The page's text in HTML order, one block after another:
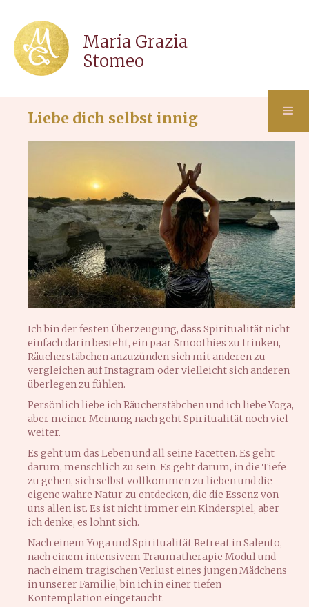
Maria Grazia
Stomeo
Liebe dich selbst innig
Ich bin der festen Überzeugung, dass Spiritualität nicht
einfach darin besteht, ein paar Smoothies zu trinken,
Räucherstäbchen anzuzünden sich mit anderen zu
vergleichen auf Instagram oder vielleicht sich anderen
überlegen zu fühlen.
Persönlich liebe ich Räucherstäbchen und ich liebe Yoga,
aber meiner Meinung nach geht Spiritualität noch viel
weiter.
Es geht um das Leben und all seine Facetten. Es geht
darum, menschlich zu sein. Es geht darum, in die Tiefe
zu gehen, sich selbst vollkommen zu lieben und die
eigene wahre Natur zu entdecken, die die Essenz von
uns allen ist. Es ist nicht immer ein Kinderspiel, aber
ich denke, es lohnt sich.
Nach einem Yoga und Spiritualität Retreat in Salento,
nach einem intensivem Traumatherapie Modul und
nach einem tragischen Verlust eines jungen Mädchens
in unserer Familie, bin ich in einer tiefen
Kontemplation eingetaucht.